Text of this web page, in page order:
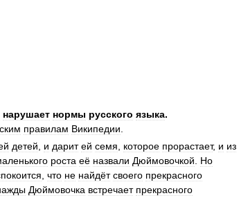
нарушает нормы русского языка.
правилам Википедии
детей и дарит ей семя которое прорастает, и из
роста её назвали Дюймовочкой
Но
что не найдёт своего прекрасного
Дюймовочка встречает прекрасного